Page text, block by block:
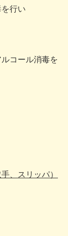
行い
コール消毒を
、スリッパ）